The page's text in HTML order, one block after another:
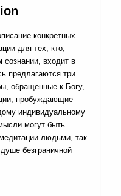
конкретных
для тех, кто,
входит в
предлагаются три
обращенные к Богу,
пробуждающие
индивидуальному
могут быть
людьми, так
безграничной